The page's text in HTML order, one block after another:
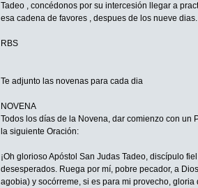
Tadeo , concédonos por su intercesión llegar a
esa cadena de favores , despues de los nueve dias.
RBS
Te adjunto las novenas para cada dia
NOVENA
Todos los días de la Novena, dar comienzo con un
la siguiente Oración:
¡Oh glorioso Apóstol San Judas Tadeo, discípulo
desesperados. Ruega por mí, pobre pecador, a
agobia) y socórreme, si es para mi provecho, gloria